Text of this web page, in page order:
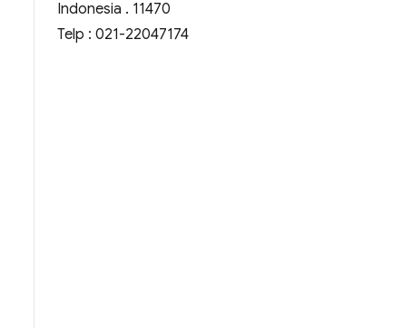
Indonesia . 11470
Telp : 021-22047174